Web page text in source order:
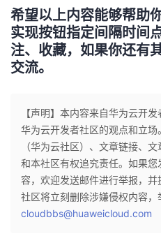
希望以上内容能够帮助
实现按钮指定间隔时间
注、收藏，如果你还有
交流。
【声明】本内容来自华为云开
华为云开发者社区的观点和立
（华为云社区）、文章链接、
和本社区有权追究责任。如果
容，欢迎发送邮件进行举报，
社区将立刻删除涉嫌侵权内容，
cloudbbs@huaweicloud.com